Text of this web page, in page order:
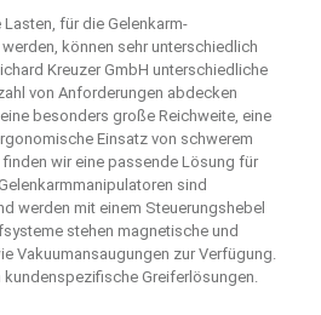
für die Gelenkarm-
können sehr unterschiedlich
Kreuzer GmbH unterschiedliche
von Anforderungen abdecken
besonders große Reichweite, eine
Einsatz von schwerem
wir eine passende Lösung für
sind
werden mit einem Steuerungshebel
stehen magnetische und
Vakuumansaugungen zur Verfügung.
kundenspezifische Greiferlösungen.